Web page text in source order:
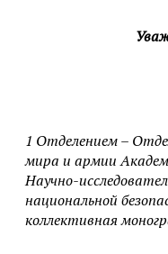
1 Отделением –
мира и армии
Научно-
национальной
коллективная